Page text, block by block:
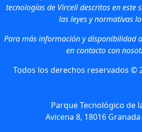
tecnologías de Vircell descritos en este
las leyes y normativas
Para más información y disponibilidad
en contacto con
Todos los derechos reservados ©
Parque Tecnológico de
Avicena 8, 18016